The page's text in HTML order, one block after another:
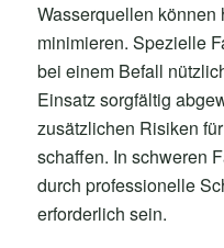
Wasserquellen können
minimieren. Spezielle
bei einem Befall
Einsatz sorgfältig
zusätzlichen Risiken
schaffen. In schweren
durch professionelle
erforderlich sein.